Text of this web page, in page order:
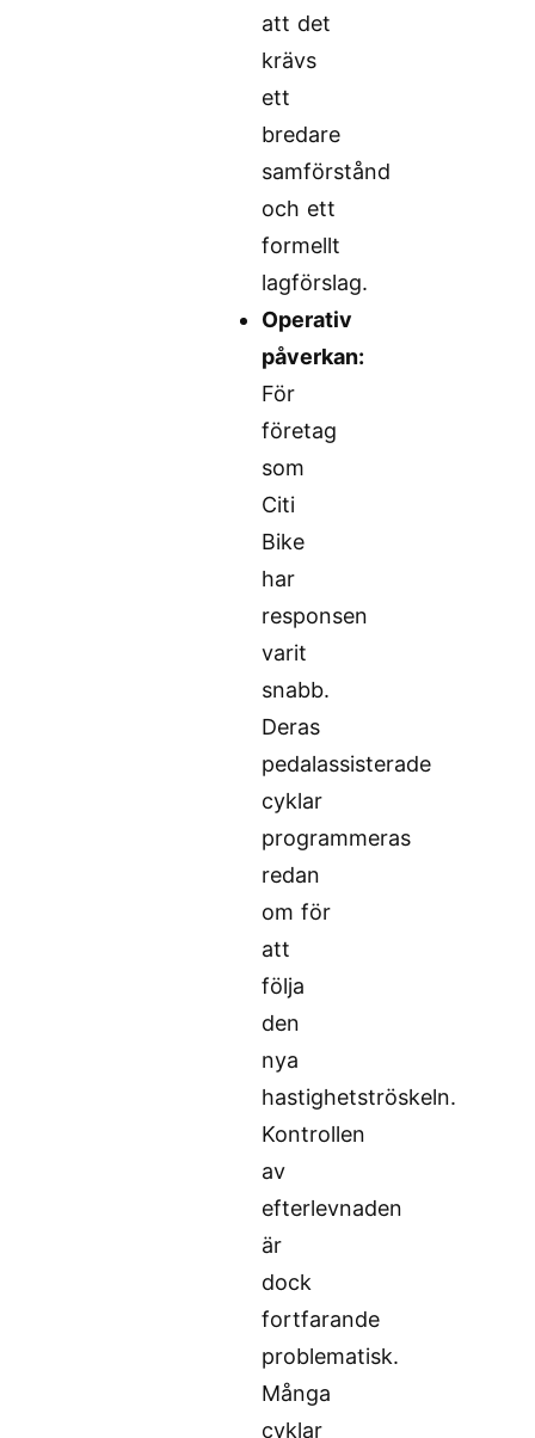
att det
krävs
ett
bredare
samförstånd
och ett
formellt
lagförslag.
Operativ
påverkan:
För
företag
som
Citi
Bike
har
responsen
varit
snabb.
Deras
pedalassisterade
cyklar
programmeras
redan
om för
att
följa
den
nya
hastighetströskeln.
Kontrollen
av
efterlevnaden
är
dock
fortfarande
problematisk.
Många
cyklar